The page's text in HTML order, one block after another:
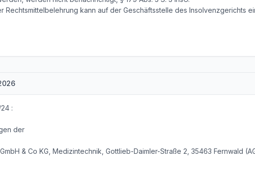
Rechtsmittelbelehrung kann auf der Geschäftsstelle des Insolvenzgerichts
:
der
& Co KG, Medizintechnik, Gottlieb-Daimler-Straße 2, 35463 Fernwald